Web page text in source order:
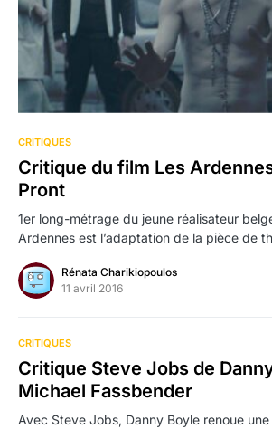
CRITIQUES
Critique du film Les
Pront
1er long-métrage du jeune réalisateur
Ardennes est l’adaptation de la pièce de
Rénata Charikiopoulos
11 avril 2016
CRITIQUES
Critique Steve Jobs de
Michael Fassbender
Avec Steve Jobs, Danny Boyle renoue